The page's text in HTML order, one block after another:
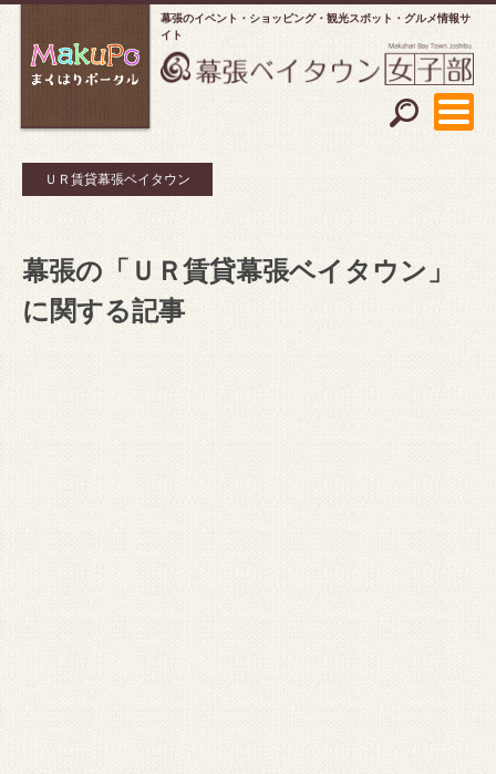
幕張のイベント・ショッピング
観光スポット・グルメ情報サ
イト
ＵＲ賃貸幕張ベイタウン
幕張の「ＵＲ賃貸幕張ベイタウン」
に関する記事